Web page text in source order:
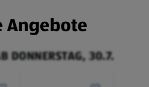
Angebote
DONNERSTAG, 30.7.